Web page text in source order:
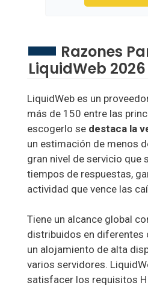
Razones
LiquidWeb 2026
LiquidWeb es un
más de 150 entre las
escogerlo se destaca la
un estimación de menos
gran nivel de servicio que
tiempos de respuestas,
actividad que vence las
Tiene un alcance global
distribuidos en diferentes
un alojamiento de alta
varios servidores.
satisfacer los requisitos